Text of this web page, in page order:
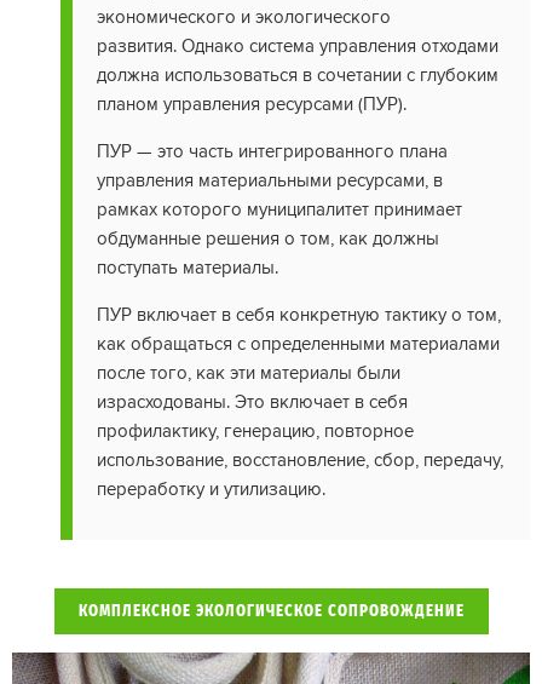
экономического и экологического
развития. Однако система управления отходами
должна использоваться в сочетании с глубоким
планом управления ресурсами (ПУР).
ПУР — это часть интегрированного плана
управления материальными ресурсами, в
рамках которого муниципалитет принимает
обдуманные решения о том, как должны
поступать материалы.
ПУР включает в себя конкретную тактику о том,
как обращаться с определенными материалами
после того, как эти материалы были
израсходованы. Это включает в себя
профилактику, генерацию, повторное
использование, восстановление, сбор, передачу,
переработку и утилизацию.
КОМПЛЕКСНОЕ ЭКОЛОГИЧЕСКОЕ СОПРОВОЖДЕНИЕ